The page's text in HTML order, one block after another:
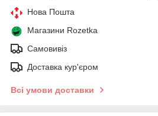
Нова Пошта
Магазини Rozetka
Самовивіз
Доставка кур'єром
Всі умови доставки